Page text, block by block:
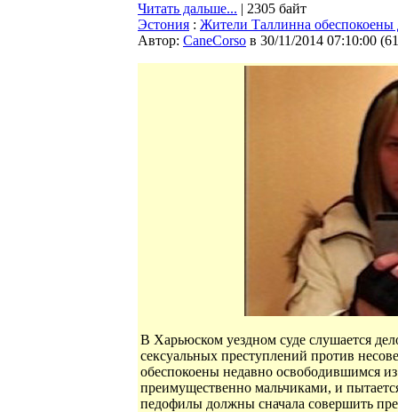
Читать дальше... | 2305 байт
Эстония : Жители Таллинна обеспокоены
Автор: CaneCorso в 30/11/2014 07:10:00 (
В Харьюском уездном суде слушается
сексуальных преступлений против
обеспокоены недавно освободившимся
преимущественно мальчиками, и
педофилы должны сначала совершить